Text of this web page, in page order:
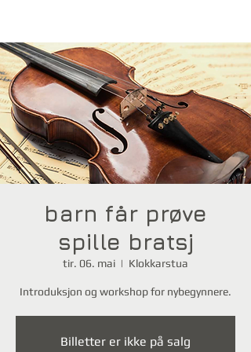
barn får prøve
spille bratsj
tir. 06. mai
  |
Klokkarstua
Introduksjon og workshop for nybegynnere.
Billetter er ikke på salg